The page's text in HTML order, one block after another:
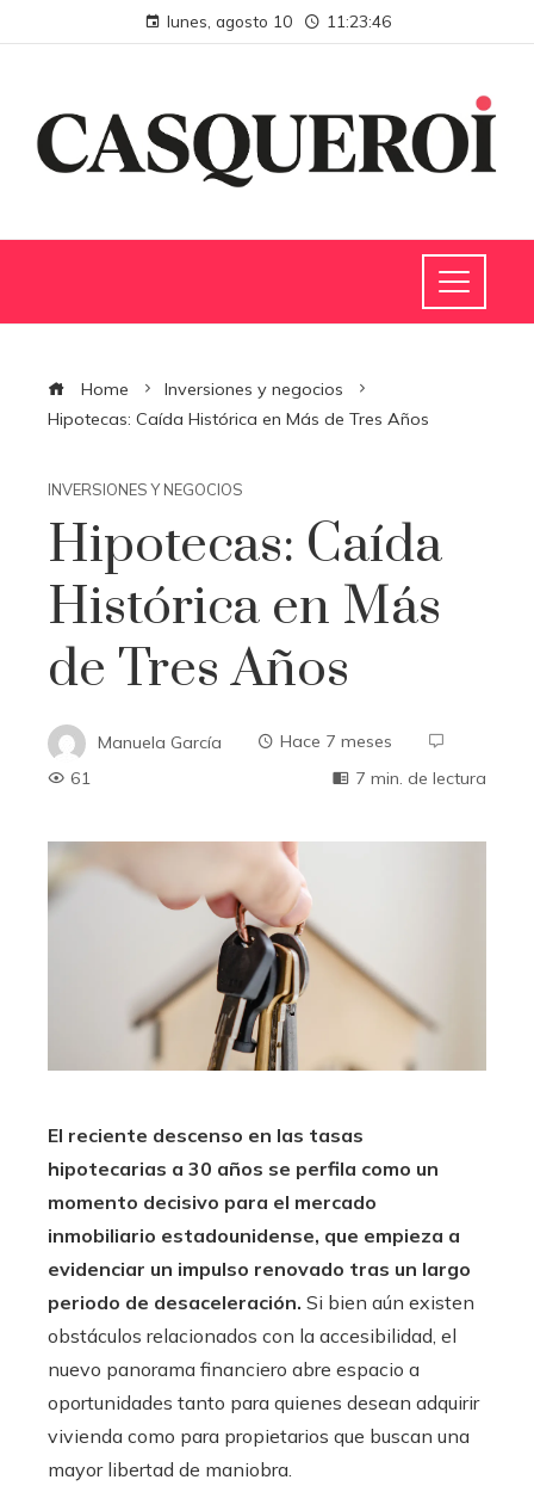
lunes, agosto 10 11:23:47
Home
Inversiones y negocios
Hipotecas: Caída Histórica en Más de Tres Años
INVERSIONES Y NEGOCIOS
Hipotecas: Caída
Histórica en Más
de Tres Años
Manuela García
Hace 7 meses
61
7 min. de lectura
El reciente descenso en las tasas
hipotecarias a 30 años se perfila como un
momento decisivo para el mercado
inmobiliario estadounidense, que empieza a
evidenciar un impulso renovado tras un largo
periodo de desaceleración. Si bien aún existen
obstáculos relacionados con la accesibilidad, el
nuevo panorama financiero abre espacio a
oportunidades tanto para quienes desean adquirir
vivienda como para propietarios que buscan una
mayor libertad de maniobra.